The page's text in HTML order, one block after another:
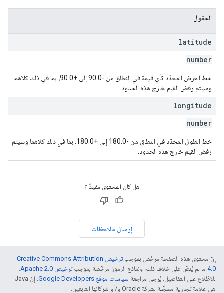
الحقول
latitude
number
خط العرض المحدّد كأي قيمة في النطاق من -90.0 إلى +90.0، بما في ذلك كلاهما
وسيتم رفض القيم خارج هذه الحدود.
longitude
number
خط الطول المحدّد في النطاق من -180.0 إلى +180.0، بما في ذلك كلاهما وسيتم
رفض القيم خارج هذه الحدود.
هل كان المحتوى مفيدًا؟
إرسال ملاحظات
إنّ محتوى هذه الصفحة مرخّص بموجب
ترخيص Creative Commons Attribution
4.0‏ ما لم يُنصّ على خلاف ذلك، ونماذج الرموز مرخّصة بموجبترخيص Apache 2.0‏
.
للاطّلاع على التفاصيل، يُرجى مراجعة سياسات موقع Google Developers‏
. إنّ Java
هي علامة تجارية مسجَّلة لشركة Oracle و/أو شركائها التابعين.